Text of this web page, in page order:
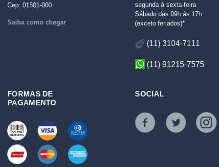
Cep: 01501-000
Saiba como chegar
segunda à sexta-feira
Sábado das 09h às 17h
(exceto feriados)*
(11) 3104-7111
(11) 91215-7575
FORMAS DE
PAGAMENTO
SOCIAL